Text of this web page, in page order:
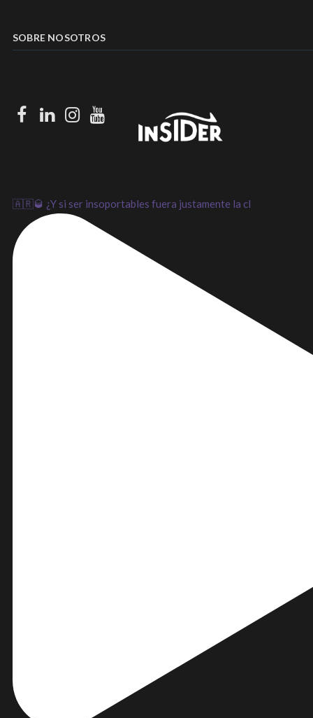
SOBRE NOSOTROS
Facebook
LinkedIn
Instagram
Youtube
🇦🇷🥃 ¿Y si ser insoportables fuera justamente la cl